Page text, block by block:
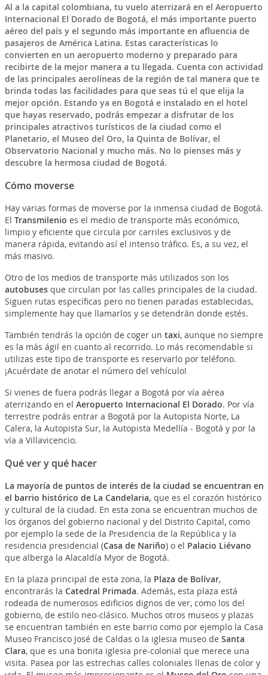
Al a la capital colombiana, tu vuelo aterrizará en el Aeropuerto
Internacional El Dorado de Bogotá, el más importante puerto
aéreo del país y el segundo más importante en afluencia de
pasajeros de América Latina. Estas características lo
convierten en un aeropuerto moderno y preparado para
recibirte de la mejor manera a tu llegada. Cuenta con actividad
de las principales aerolíneas de la región de tal manera que te
brinda todas las facilidades para que seas tú el que elija la
mejor opción. Estando ya en Bogotá e instalado en el hotel
que hayas reservado, podrás empezar a disfrutar de los
principales atractivos turísticos de la ciudad como el
Planetario, el Museo del Oro, la Quinta de Bolívar, el
Observatorio Nacional y mucho más. No lo pienses más y
descubre la hermosa ciudad de Bogotá.
Cómo moverse
Hay varias formas de moverse por la inmensa ciudad de Bogotá.
El Transmilenio es el medio de transporte más económico,
limpio y eficiente que circula por carriles exclusivos y de
manera rápida, evitando así el intenso tráfico. Es, a su vez, el
más masivo.
Otro de los medios de transporte más utilizados son los
autobusesque circulan por las calles principales de la ciudad.
Siguen rutas específicas pero no tienen paradas establecidas,
simplemente hay que llamarlos y se detendrán donde estés.
También tendrás la opción de coger un taxi, aunque no siempre
es la más ágil en cuanto al recorrido. Lo más recomendable si
utilizas este tipo de transporte es reservarlo por teléfono.
¡Acuérdate de anotar el número del vehículo!
Si vienes de fuera podrás llegar a Bogotá por vía aérea
aterrizando en el Aeropuerto Internacional El Dorado. Por vía
terrestre podrás entrar a Bogotá por la Autopista Norte, La
Calera, la Autopista Sur, la Autopista Medellía - Bogotá y por la
vía a Villavicencio.
Qué ver y qué hacer
La mayoría de puntos de interés de la ciudad se encuentran en
el barrio histórico de La Candelaria, que es el corazón histórico
y cultural de la ciudad. En esta zona se encuentran muchos de
los órganos del gobierno nacional y del Distrito Capital, como
por ejemplo la sede de la Presidencia de la República y la
residencia presidencial (Casa de Nariño) o el Palacio Liévano
que alberga la Alacaldía Myor de Bogotá.
En la plaza principal de esta zona, la Plaza de Bolívar,
encontrarás la Catedral Primada. Además, esta plaza está
rodeada de numerosos edificios dignos de ver, como los del
gobierno, de estilo neo-clásico. Muchos otros museos y plazas
se encuentran también en este barrio como por ejemplo la Casa
Museo Francisco José de Caldas o la iglesia museo de Santa
Clara, que es una bonita iglesia pre-colonial que merece una
visita. Pasea por las estrechas calles coloniales llenas de color y